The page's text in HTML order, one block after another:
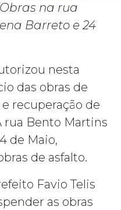
na rua
Barreto e 24
nesta
das obras de
recuperação de
rua Bento Martins
de Maio,
de asfalto.
Favio Telis
as obras